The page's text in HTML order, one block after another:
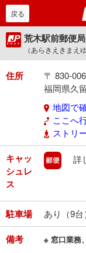
戻る
荒木駅前郵便局
（あらきえきまえ
住所
〒 830-
福岡県久
地図で
ここへ
ストリ
キャッ
シュレ
ス
郵便
詳
駐車場 あり（9台
備考 ※ 窓口業務